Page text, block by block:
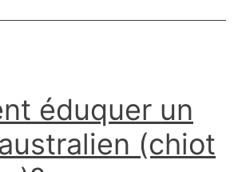
simples)
éduquer un
(chiot